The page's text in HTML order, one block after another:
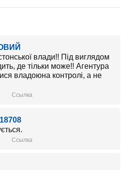
влади!! Під виглядом
де тільки може!! Агентура
владоюна контролі, а не
Ссылка
Ссылка